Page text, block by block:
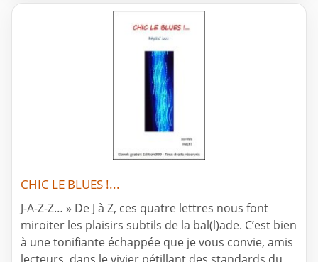
CHIC LE BLUES !...
J-A-Z-Z… » De J à Z, ces quatre lettres nous font
miroiter les plaisirs subtils de la bal(l)ade. C’est bien
à une tonifiante échappée que je vous convie, amis